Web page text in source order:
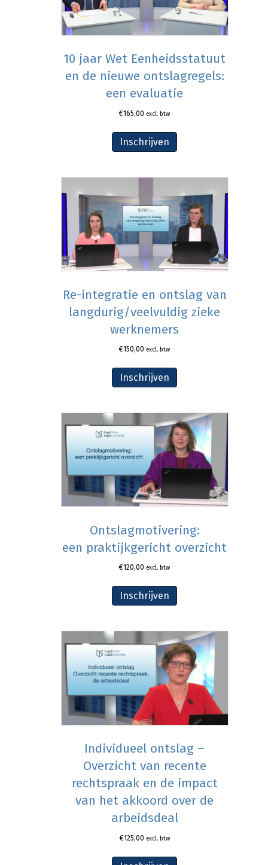
10 jaar Wet Eenheidsstatuut
en de nieuwe ontslagregels:
een evaluatie
€165,00 excl. btw
Inschrijven
Re-integratie en ontslag van
langdurig/veelvuldig zieke
werknemers
€150,00 excl. btw
Inschrijven
Ontslagmotivering:
een praktijkgericht overzicht
€120,00 excl. btw
Inschrijven
Individueel ontslag –
Overzicht van recente
rechtspraak en de impact
van het akkoord over de
arbeidsdeal
€125,00 excl. btw